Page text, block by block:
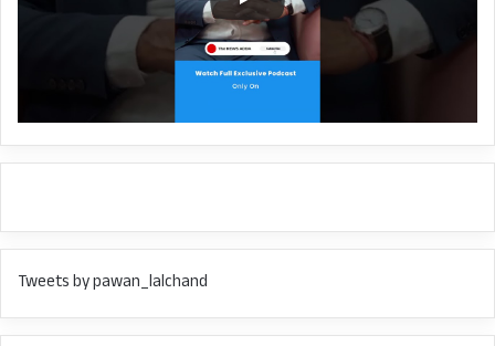
उधमसिंह नगर में 332, नैनीताल में 317, पौड़ी में 243 और
चंपावत में हुई 187 नए संक्रमित मरीजों की पुष्टि,
चमोली में 184, अल्मोड़ा में 131, टिहरी में 78, पिथौरागढ़ में
40, उत्तरकाशी में 38, रुद्रप्रयाग में 35 और बागेश्वर में हुई
COVID DATA
Tweets by pawan_lalchand